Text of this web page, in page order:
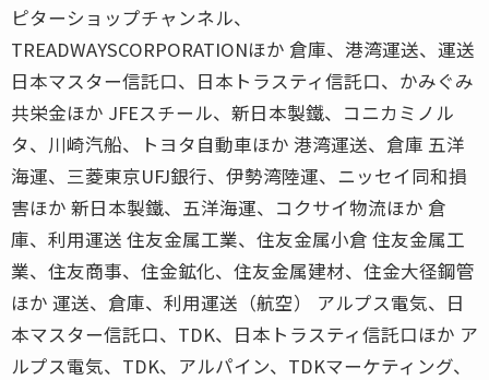
ピターショップチャンネル、
TREADWAYSCORPORATIONほか 倉庫、港湾運送、運送
日本マスター信託口、日本トラスティ信託口、かみぐみ
共栄金ほか JFEスチール、新日本製鐵、コニカミノル
タ、川崎汽船、トヨタ自動車ほか 港湾運送、倉庫 五洋
海運、三菱東京UFJ銀行、伊勢湾陸運、ニッセイ同和損
害ほか 新日本製鐵、五洋海運、コクサイ物流ほか 倉
庫、利用運送 住友金属工業、住友金属小倉 住友金属工
業、住友商事、住金鉱化、住友金属建材、住金大径鋼管
ほか 運送、倉庫、利用運送（航空） アルプス電気、日
本マスター信託口、TDK、日本トラスティ信託口ほか ア
ルプス電気、TDK、アルパイン、TDKマーケティング、